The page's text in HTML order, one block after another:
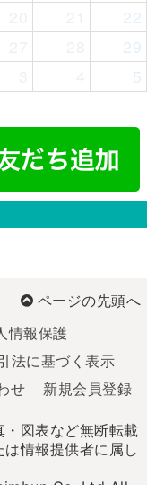
22
29
5
ページの先頭へ
情報保護
法に基づく表示
せ 新規会員登録
図表など無断転載
情報提供者に属し